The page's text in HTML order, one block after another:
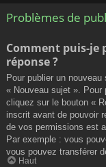
Problèmes de
Comment puis-je
réponse ?
Pour publier un
« Nouveau sujet ». Pour
cliquez sur le bouton «
inscrit avant de pouvoir
de vos permissions est
Par exemple : vous
vous pouvez transférer
Haut